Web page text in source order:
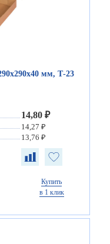
мм, Т-23
14,80 ₽
14,27 ₽
13,76 ₽
Купить
в 1 клик